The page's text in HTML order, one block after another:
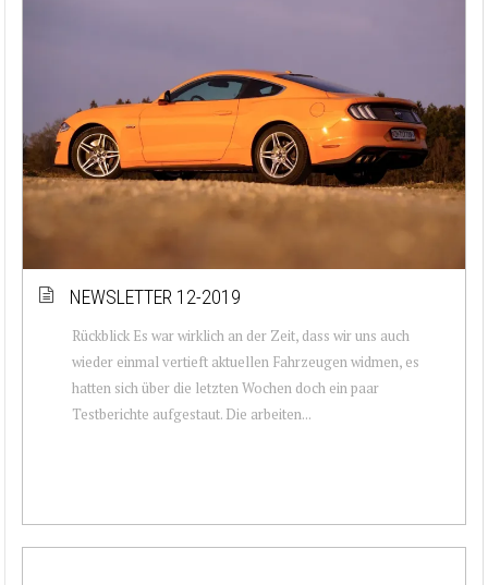
NEWSLETTER 12-2019
Rückblick Es war wirklich an der Zeit, dass wir uns auch
wieder einmal vertieft aktuellen Fahrzeugen widmen, es
hatten sich über die letzten Wochen doch ein paar
Testberichte aufgestaut. Die arbeiten...